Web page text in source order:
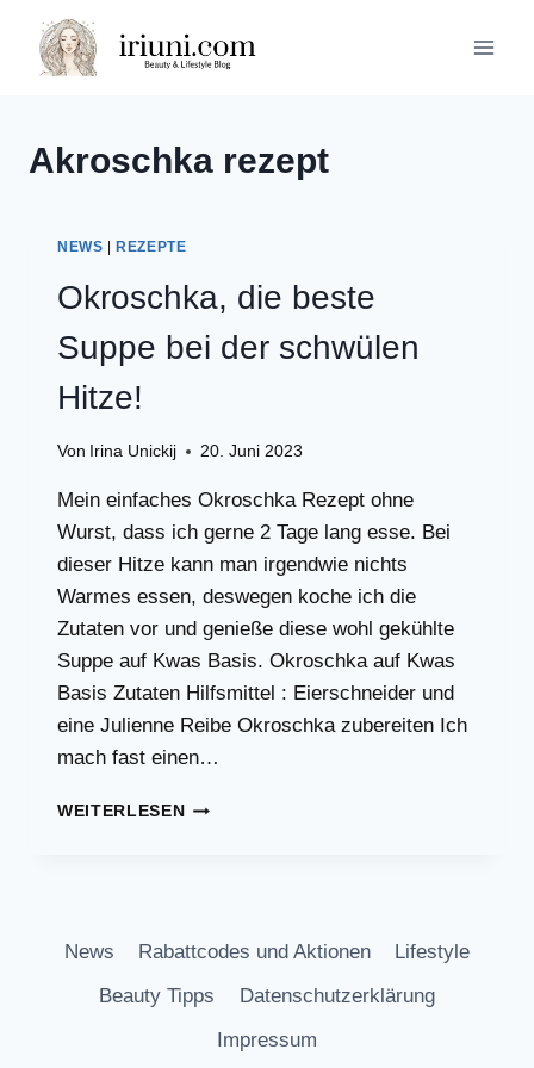
Inhalt
springen
Akroschka rezept
NEWS REZEPTE
Okroschka, die beste
Suppe bei der schwülen
Hitze!
Von Irina Unickij 20. Juni 2023
Mein einfaches Okroschka Rezept ohne
Wurst, dass ich gerne 2 Tage lang esse. Bei
dieser Hitze kann man irgendwie nichts
Warmes essen, deswegen koche ich die
Zutaten vor und genieße diese wohl gekühlte
Suppe auf Kwas Basis. Okroschka auf Kwas
Basis Zutaten Hilfsmittel : Eierschneider und
eine Julienne Reibe Okroschka zubereiten Ich
mach fast einen…
WEITERLESENOKROSCHKA,
SCHWÜLEN
News Rabattcodes und Aktionen
Lifestyle
Beauty Tipps
Datenschutzerklärung
Impressum